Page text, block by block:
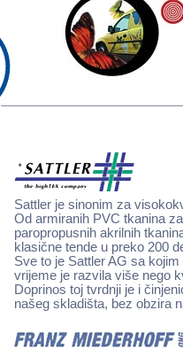
Sattler je sinonim za
Od armiranih PVC tkanina
paropropusnih akrilnih
klasične tende u preko 200
Sve to je Sattler AG sa
vrijeme je razvila više nego
Doprinos toj tvrdnji je i
našeg skladišta, bez obzira